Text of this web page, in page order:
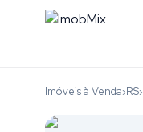
Imóveis à Venda›RS›